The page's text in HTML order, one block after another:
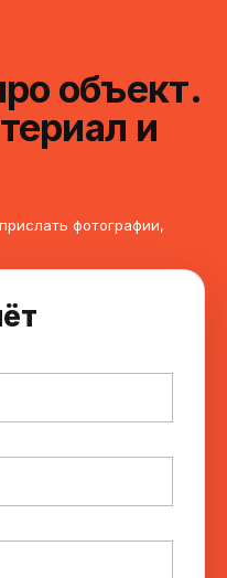
объект.
и
фотографии,